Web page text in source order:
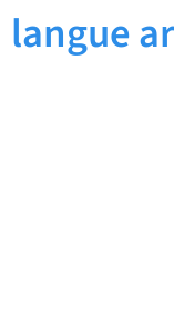
langue